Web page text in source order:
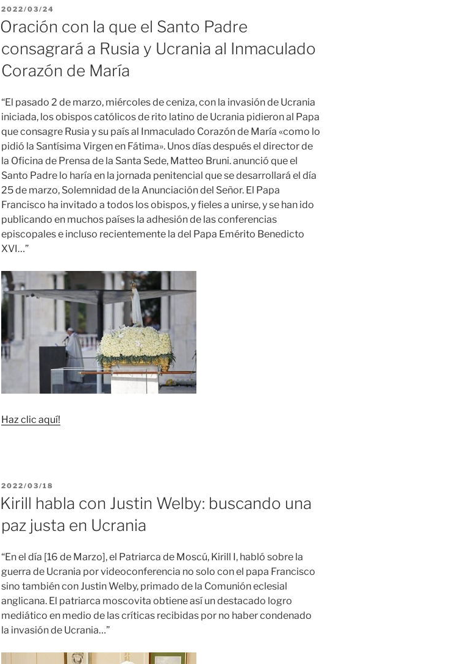
PUBLICADO
EL
2022/03/24
Oración con la que el Santo Padre
consagrará a Rusia y Ucrania al Inmaculado
Corazón de María
“El pasado 2 de marzo, miércoles de ceniza, con la invasión de Ucrania
iniciada, los obispos católicos de rito latino de Ucrania pidieron al Papa
que consagre Rusia y su país al Inmaculado Corazón de María «como lo
pidió la Santísima Virgen en Fátima». Unos días después el director de
la Oficina de Prensa de la Santa Sede, Matteo Bruni. anunció que el
Santo Padre lo haría en la jornada penitencial que se desarrollará el día
25 de marzo, Solemnidad de la Anunciación del Señor. El Papa
Francisco ha invitado a todos los obispos, y fieles a unirse, y se han ido
publicando en muchos países la adhesión de las conferencias
episcopales e incluso recientemente la del Papa Emérito Benedicto
XVI…”
Haz clic aquí!
PUBLICADO
EL
2022/03/18
Kirill habla con Justin Welby: buscando una
paz justa en Ucrania
“En el día [16 de Marzo], el Patriarca de Moscú, Kirill I, habló sobre la
guerra de Ucrania por videoconferencia no solo con el papa Francisco
sino también con Justin Welby, primado de la Comunión eclesial
anglicana. El patriarca moscovita obtiene así un destacado logro
mediático en medio de las críticas recibidas por no haber condenado
la invasión de Ucrania…”